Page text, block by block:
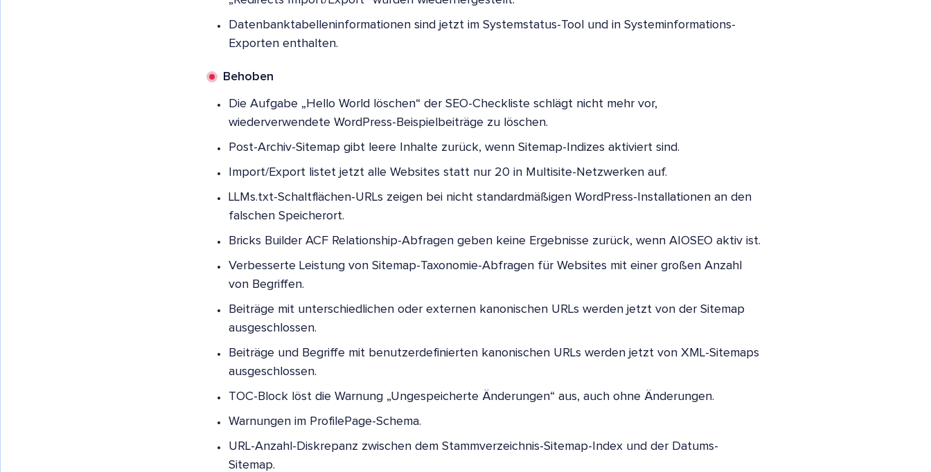
Datenbanktabelleninformationen sind jetzt im Systemstatus-Tool und in Systeminformations-
Exporten enthalten.
Behoben
Die Aufgabe „Hello World löschen“ der SEO-Checkliste schlägt nicht mehr vor,
wiederverwendete WordPress-Beispielbeiträge zu löschen.
Post-Archiv-Sitemap gibt leere Inhalte zurück, wenn Sitemap-Indizes aktiviert sind.
Import/Export listet jetzt alle Websites statt nur 20 in Multisite-Netzwerken auf.
LLMs.txt-Schaltflächen-URLs zeigen bei nicht standardmäßigen WordPress-Installationen an den
falschen Speicherort.
Bricks Builder ACF Relationship-Abfragen geben keine Ergebnisse zurück, wenn AIOSEO aktiv ist.
Verbesserte Leistung von Sitemap-Taxonomie-Abfragen für Websites mit einer großen Anzahl
von Begriffen.
Beiträge mit unterschiedlichen oder externen kanonischen URLs werden jetzt von der Sitemap
ausgeschlossen.
Beiträge und Begriffe mit benutzerdefinierten kanonischen URLs werden jetzt von XML-Sitemaps
ausgeschlossen.
TOC-Block löst die Warnung „Ungespeicherte Änderungen“ aus, auch ohne Änderungen.
Warnungen im ProfilePage-Schema.
URL-Anzahl-Diskrepanz zwischen dem Stammverzeichnis-Sitemap-Index und der Datums-
Sitemap.